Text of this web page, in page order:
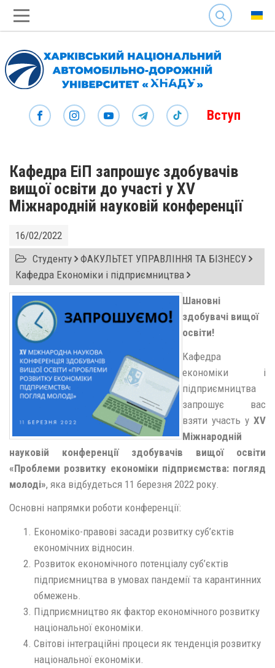
SEARCH
Вступ
Кафедра ЕіП запрошує здобувачів
вищої освіти до участі у ХV
Міжнародній науковій конференції
16/02/2022
Студенту ФАКУЛЬТЕТ УПРАВЛІННЯ ТА БІЗНЕСУ
Кафедра Економіки і підприємництва
Шановні
здобувачі вищої
освіти!
Кафедра
економіки і
підприємництва
запрошує вас
взяти участь у ХV
Міжнародній
науковій конференції здобувачів вищої освіти
«Проблеми розвитку економіки підприємства: погляд
молоді», яка відбудеться 11 березня 2022 року.
Основні напрямки роботи конференції:
Економіко-правові засади розвитку суб’єктів
економічних відносин.
Розвиток економічного потенціалу суб’єктів
підприємництва в умовах пандемії та карантинних
обмежень.
Підприємництво як фактор економічного розвитку
національної економіки.
Світові інтеграційні процеси як тенденція розвитку
національної економіки.